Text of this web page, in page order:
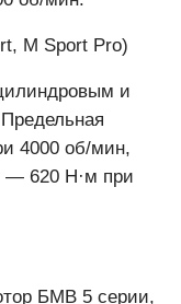
M Sport Pro)
и
4000 об/мин,
— 620 Н·м при
БМВ 5 серии,